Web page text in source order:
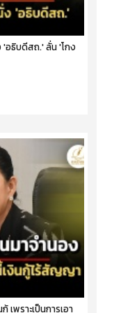
'อธิบดีสถ.' ลั่น 'โกง
พราะเป็นการเอา